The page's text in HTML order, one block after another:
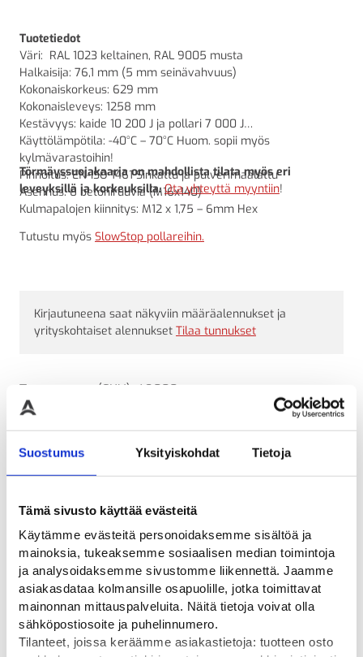
Suostumus Yksityiskohdat Tietoja
Tämä sivusto käyttää evästeitä
Käytämme evästeitä personoidaksemme sisältöä ja
mainoksia, tukeaksemme sosiaalisen median toimintoja
ja analysoidaksemme sivustomme liikennettä. Jaamme
asiakasdataa kolmansille osapuolille, jotka toimittavat
mainonnan mittauspalveluita. Näitä tietoja voivat olla
sähköpostiosoite ja puhelinnumero.
Tilanteet, joissa keräämme asiakastietoja: tuotteen osto
Tuotetiedot
Väri: RAL 1023 keltainen, RAL 9005 musta
Halkaisija: 76,1 mm (5 mm seinävahvuus)
Kokonaiskorkeus: 629 mm
Kokonaisleveys: 1258 mm
Kestävyys: kaide 10 200 J ja pollari 7 000 J
Käyttölämpötila: -40°C – 70°C Huom. sopii myös
kylmävarastoihin!
Pinnoitus: EN-ISO 1461 Sinkattu ja pulverimaalattu
Asennus: 8 betoniruuvia (M16x140)
Kulmapalojen kiinnitys: M12 x 1,75 – 6mm Hex
Törmäyssuojakaaria on mahdollista tilata myös eri
leveyksillä ja korkeuksilla. Ota yhteyttä myyntiin!
Tutustu myös SlowStop pollareihin.
Kirjautuneena saat näkyviin määräalennukset ja
yrityskohtaiset alennukset Tilaa tunnukset
Tuotetunnus (SKU):
49000
Lähetettävissä:
Kysyttävää? Ota yhteyttä
Tutustu myös